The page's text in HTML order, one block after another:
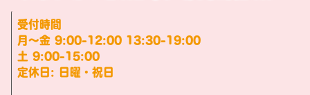
受付時間
月〜金 9:00-12:00 13:30-19:00
土 9:00-15:00
定休日: 日曜・祝日